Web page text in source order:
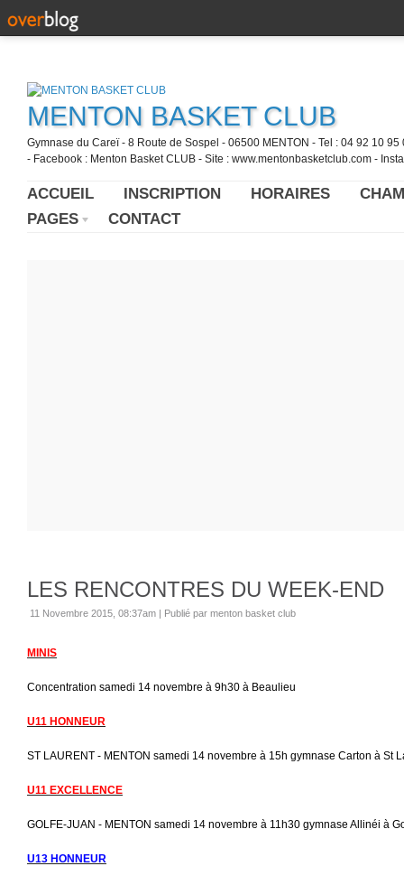
MENTON BASKET CLUB
Gymnase du Careï - 8 Route de Sospel - 06500 MENTON - Tel : 04 92 10
- Facebook : Menton Basket CLUB - Site : www.mentonbasketclub.com -
ACCUEIL INSCRIPTION HORAIRES
PAGES
CONTACT
LES RENCONTRES DU WEEK-END
11 Novembre 2015, 08:37am | Publié par menton basket club
MINIS
Concentration samedi 14 novembre à 9h30 à Beaulieu
U11 HONNEUR
ST LAURENT - MENTON samedi 14 novembre à 15h gymnase Carton à St
U11 EXCELLENCE
GOLFE-JUAN - MENTON samedi 14 novembre à 11h30 gymnase Allinéi à
U13 HONNEUR